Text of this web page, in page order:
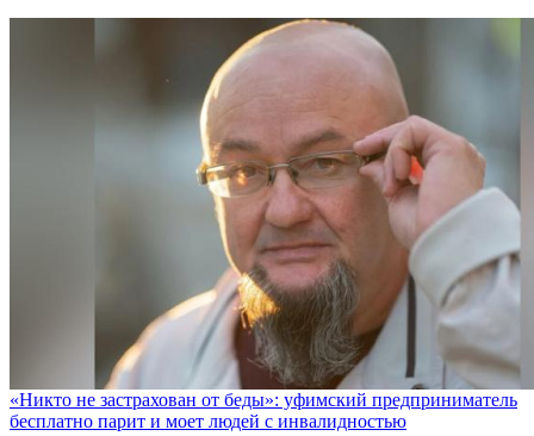
«Никто не заcтрахован от беды»: уфимский предприниматель
бесплатно парит и моет людей с инвалидностью